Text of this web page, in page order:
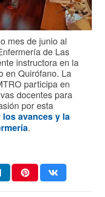
mes de junio al
de Las
instructora en la
en Quirófano. La
participa en
docentes para
por esta
avances y la
.